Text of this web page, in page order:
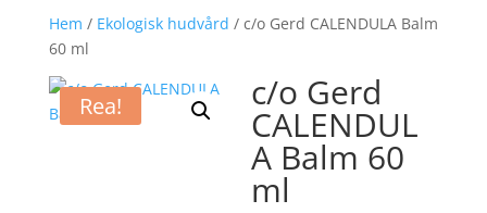
Hem / Ekologisk hudvård / c/o Gerd CALENDULA Balm
60 ml
Rea! c/o Gerd
CALENDUL
A Balm 60
ml